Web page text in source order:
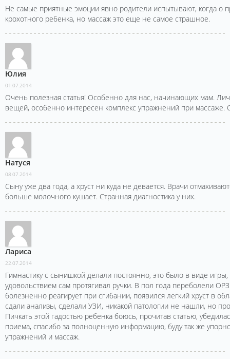
Не самые приятные эмоции явно родители испытывают, когда о
крохотного ребенка, но массаж это еще не самое страшное.
Юлия
01.07.2014
Очень полезная статья! Особенно для нас, начинающих мам.
вещей, особенно интересен комплекс упражнений при массаже.
Натуся
08.07.2014
Сыну уже два года, а хруст ни куда не девается. Врачи
больше молочного кушает. Странная диагностика у них.
Лариса
22.07.2014
Гимнастику с сынишкой делали постоянно, это было в виде
удовольствием сам протягивал ручки. В пол года переболели
болезненно реагирует при сгибании, появился легкий хруст в
сдали анализы, сделали УЗИ, никакой патологии не нашли, но
Пичкать этой гадостью ребенка боюсь, прочитав статью,
приема, спасибо за полноценную информацию, буду так же
упражнений и массаж.